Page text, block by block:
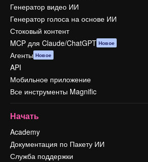
Генератор видео ИИ
Генератор голоса на основе ИИ
Стоковый контент
MCP для Claude/ChatGPT Новое
Агенты Новое
API
Мобильное приложение
Все инструменты Magnific
Начать
Academy
Документация по Пакету ИИ
Служба поддержки